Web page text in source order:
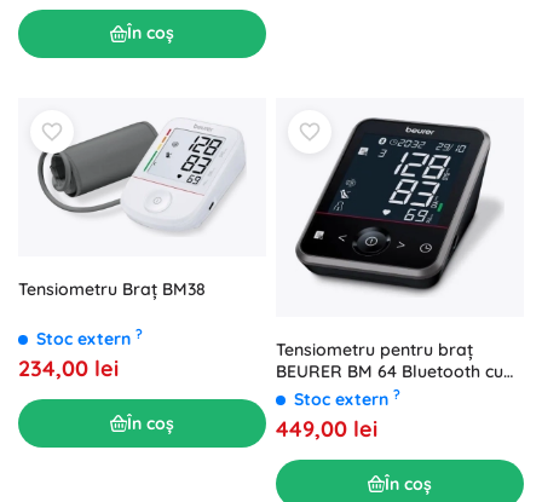
În coș
Tensiometru Braț BM38
Stoc extern ?
234,00 lei
În coș
Tensiometru pentru braț
BEURER BM 64 Bluetooth cu
detectare a aritmiilor
Stoc extern ?
449,00 lei
În coș